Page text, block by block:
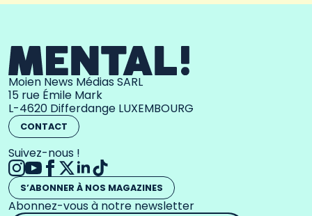
Moien News Médias SARL
15 rue Émile Mark
L-4620 Differdange LUXEMBOURG
CONTACT
Suivez-nous !
S’ABONNER À NOS MAGAZINES
Abonnez-vous à notre newsletter